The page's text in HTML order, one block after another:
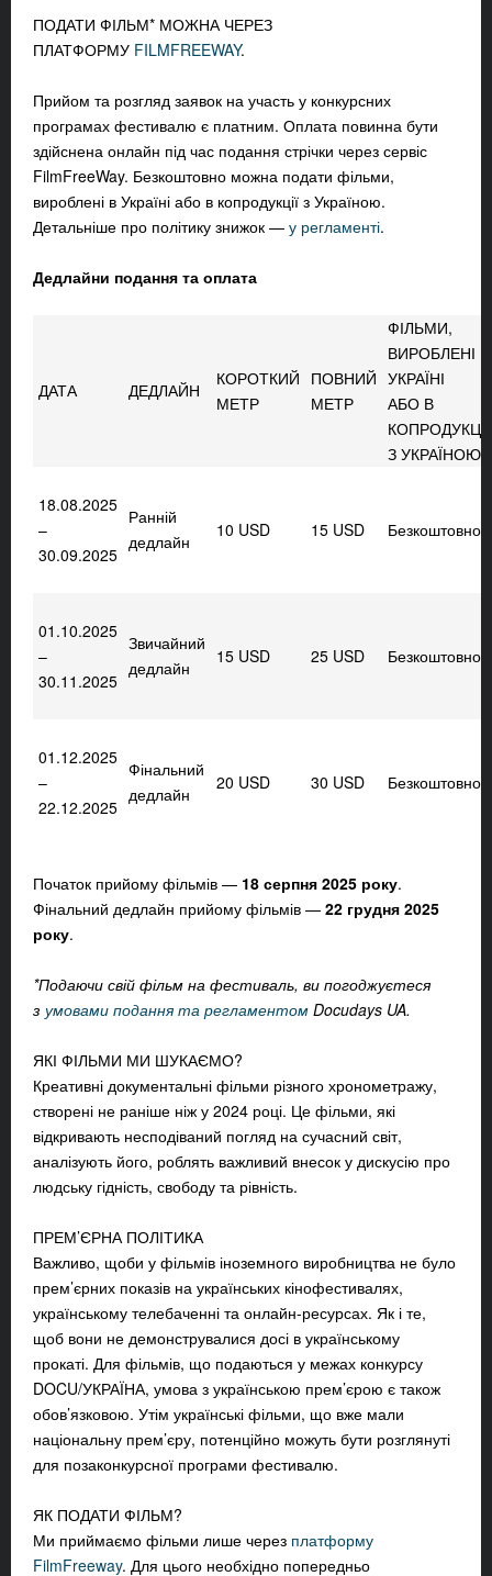
ПОДАТИ ФІЛЬМ* МОЖНА ЧЕРЕЗ
ПЛАТФОРМУ FILMFREEWAY.
Прийом та розгляд заявок на участь у конкурсних
програмах фестивалю є платним. Оплата повинна бути
здійснена онлайн під час подання стрічки через сервіс
FilmFreeWay. Безкоштовно можна подати фільми,
вироблені в Україні або в копродукції з Україною.
Детальніше про політику знижок — у регламенті.
Дедлайни подання та оплата
ДАТА ДЕДЛАЙН
КОРОТКИЙ
МЕТР
ПОВНИЙ
МЕТР
ФІЛЬМИ,
ВИРОБЛЕНІ В
УКРАЇНІ
АБО В
КОПРОДУКЦІЇ
З УКРАЇНОЮ*
18.08.2025
–
30.09.2025
Ранній
дедлайн
10 USD 15 USD Безкоштовно
01.10.2025
–
30.11.2025
Звичайний
дедлайн
15 USD 25 USD Безкоштовно
01.12.2025
–
22.12.2025
Фінальний
дедлайн
20 USD 30 USD Безкоштовно
Початок прийому фільмів — 18 серпня 2025 року.
Фінальний дедлайн прийому фільмів — 22 грудня 2025
року.
*Подаючи свій фільм на фестиваль, ви погоджуєтеся
з умовами подання та регламентом Docudays UA.
ЯКІ ФІЛЬМИ МИ ШУКАЄМО?
Креативні документальні фільми різного хронометражу,
створені не раніше ніж у 2024 році. Це фільми, які
відкривають несподіваний погляд на сучасний світ,
аналізують його, роблять важливий внесок у дискусію про
людську гідність, свободу та рівність.
ПРЕМ’ЄРНА ПОЛІТИКА
Важливо, щоби у фільмів іноземного виробництва не було
прем’єрних показів на українських кінофестивалях,
українському телебаченні та онлайн-ресурсах. Як і те,
щоб вони не демонструвалися досі в українському
прокаті. Для фільмів, що подаються у межах конкурсу
DOCU/УКРАЇНА, умова з українською прем’єрою є також
обов’язковою. Утім українські фільми, що вже мали
національну прем’єру, потенційно можуть бути розглянуті
для позаконкурсної програми фестивалю.
ЯК ПОДАТИ ФІЛЬМ?
Ми приймаємо фільми лише через платформу
FilmFreeway. Для цього необхідно попередньо